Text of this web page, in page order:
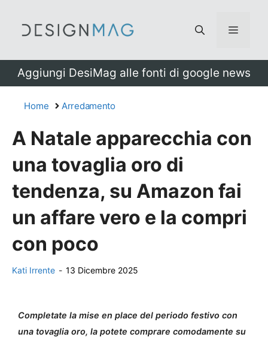
Menu
Aggiungi DesiMag alle fonti di google news
Home Arredamento
A Natale apparecchia con
una tovaglia oro di
tendenza, su Amazon fai
un affare vero e la compri
con poco
Kati Irrente - 13 Dicembre 2025
Completate la mise en place del periodo festivo con
una tovaglia oro, la potete comprare comodamente su